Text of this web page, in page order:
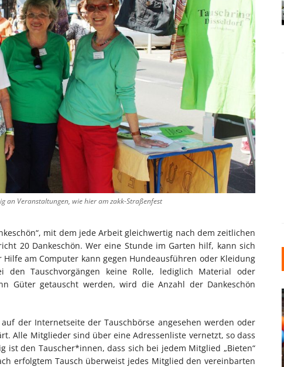
an Veranstaltungen, wie hier am zakk-Straßenfest
mit dem jede Arbeit gleichwertig nach dem zeitlichen
20 Dankeschön. Wer eine Stunde im Garten hilf, kann sich
am Computer kann gegen Hundeausführen oder Kleidung
Tauschvorgängen keine Rolle, lediglich Material oder
Güter getauscht werden, wird die Anzahl der Dankeschön
der Internetseite der Tauschbörse angesehen werden oder
Alle Mitglieder sind über eine Adressenliste vernetzt, so dass
ist den Tauscher*innen, dass sich bei jedem Mitglied „Bieten“
erfolgtem Tausch überweist jedes Mitglied den vereinbarten